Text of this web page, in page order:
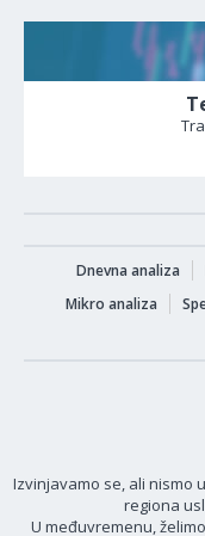
Dnevna analiza
Mikro analiza
Izvinjavamo se, ali nismo
regiona
U međuvremenu,